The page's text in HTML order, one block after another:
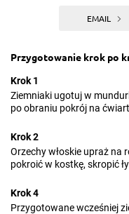
EMAIL
Przygotowanie krok po
Krok 1
Ziemniaki ugotuj w
po obraniu pokrój na
Krok 2
Orzechy włoskie upraż na
pokroić w kostkę, skropić
Krok 4
Przygotowane wcześniej